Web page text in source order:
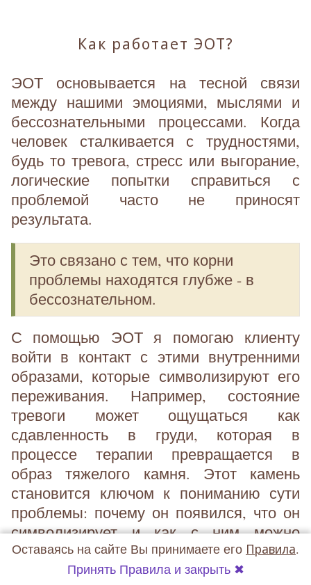
Как работает ЭОТ?
ЭОТ основывается на тесной связи
между нашими эмоциями, мыслями и
бессознательными процессами. Когда
человек сталкивается с трудностями,
будь то тревога, стресс или выгорание,
логические попытки справиться с
проблемой часто не приносят
результата.
Это связано с тем, что корни
проблемы находятся глубже - в
бессознательном.
С помощью ЭОТ я помогаю клиенту
войти в контакт с этими внутренними
образами, которые символизируют его
переживания. Например, состояние
тревоги может ощущаться как
сдавленность в груди, которая в
процессе терапии превращается в
образ тяжелого камня. Этот камень
становится ключом к пониманию сути
проблемы: почему он появился, что он
символизирует и как с ним можно
работать.
Оставаясь на сайте Вы принимаете его Правила.
Принять Правила и закрыть ✖